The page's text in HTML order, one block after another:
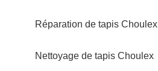
Réparation de tapis Choulex
Nettoyage de tapis Choulex